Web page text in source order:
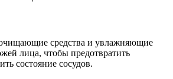
средства и увлажняющие
лица, чтобы предотвратить
состояние сосудов.